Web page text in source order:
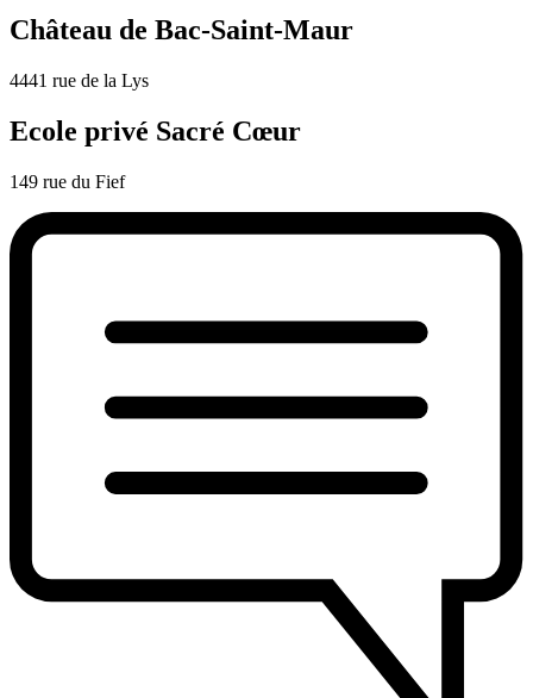
Château de Bac-Saint-Maur
4441 rue de la Lys
Ecole privé Sacré Cœur
149 rue du Fief